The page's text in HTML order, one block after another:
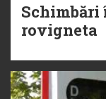
Schimbări
rovigneta